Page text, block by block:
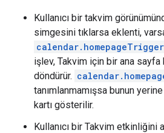
Kullanıcı bir takvim
simgesini tıklarsa eklenti,
calendar.homepageTrigger
işlev, Takvim için bir ana sayfa
döndürür.
tanımlanmamışsa bunun
kartı gösterilir.
Kullanıcı bir Takvim